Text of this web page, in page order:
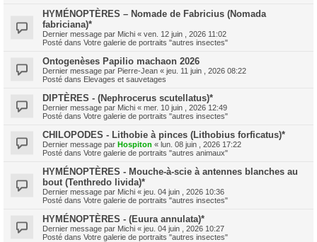
HYMÉNOPTÈRES – Nomade de Fabricius (Nomada
fabriciana)*
Dernier message par Michi « ven. 12 juin , 2026 11:02
Posté dans Votre galerie de portraits "autres insectes"
Ontogenèses Papilio machaon 2026
Dernier message par Pierre-Jean « jeu. 11 juin , 2026 08:22
Posté dans Elevages et sauvetages
DIPTÈRES - (Nephrocerus scutellatus)*
Dernier message par Michi « mer. 10 juin , 2026 12:49
Posté dans Votre galerie de portraits "autres insectes"
CHILOPODES - Lithobie à pinces (Lithobius forficatus)*
Dernier message par Hospiton « lun. 08 juin , 2026 17:22
Posté dans Votre galerie de portraits "autres animaux"
HYMÉNOPTÈRES - Mouche-à-scie à antennes blanches au
bout (Tenthredo livida)*
Dernier message par Michi « jeu. 04 juin , 2026 10:36
Posté dans Votre galerie de portraits "autres insectes"
HYMÉNOPTÈRES - (Euura annulata)*
Dernier message par Michi « jeu. 04 juin , 2026 10:27
Posté dans Votre galerie de portraits "autres insectes"